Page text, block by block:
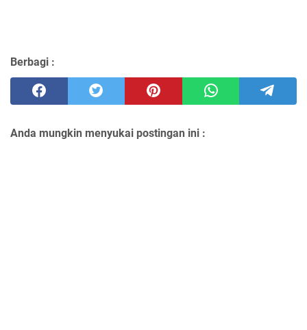
Berbagi :
Anda mungkin menyukai postingan ini :